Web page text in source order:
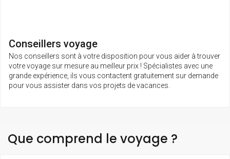
Conseillers voyage
Nos conseillers sont à votre disposition pour vous aider à trouver
votre voyage sur mesure au meilleur prix ! Spécialistes avec une
grande expérience, ils vous contactent gratuitement sur demande
pour vous assister dans vos projets de vacances.
Que comprend le voyage ?